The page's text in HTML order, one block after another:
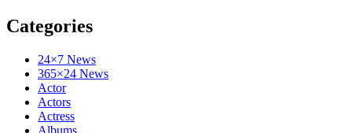
Categories
24×7 News
365×24 News
Actor
Actors
Actress
Albums